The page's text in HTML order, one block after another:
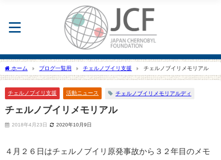
ホーム ブログ一覧用 チェルノブイリ支援 チェルノブイリメモリアル
チェルノブイリ支援 活動ニュース チェルノブイリメモリアルディ
チェルノブイリメモリアル
2018年4月23日 2020年10月9日
４月２６日はチェルノブイリ原発事故から３２年目のメモ